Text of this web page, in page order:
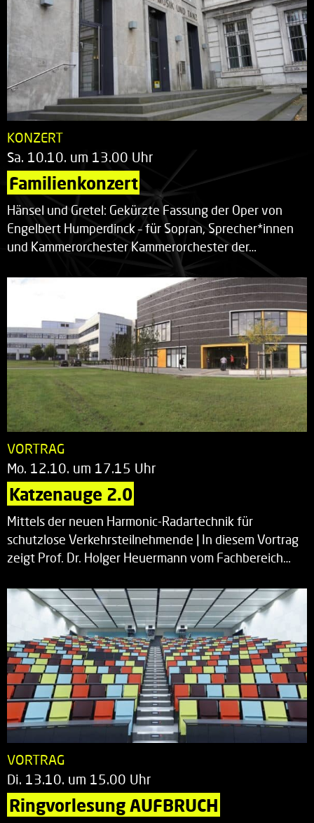
KONZERT
Sa. 10.10. um 13.00 Uhr
Familienkonzert
Hänsel und Gretel: Gekürzte Fassung der Oper von
Engelbert Humperdinck – für Sopran, Sprecher*innen
und Kammerorchester Kammerorchester der…
VORTRAG
Mo. 12.10. um 17.15 Uhr
Katzenauge 2.0
Mittels der neuen Harmonic-Radartechnik für
schutzlose Verkehrsteilnehmende | In diesem Vortrag
zeigt Prof. Dr. Holger Heuermann vom Fachbereich…
VORTRAG
Di. 13.10. um 15.00 Uhr
Ringvorlesung AUFBRUCH